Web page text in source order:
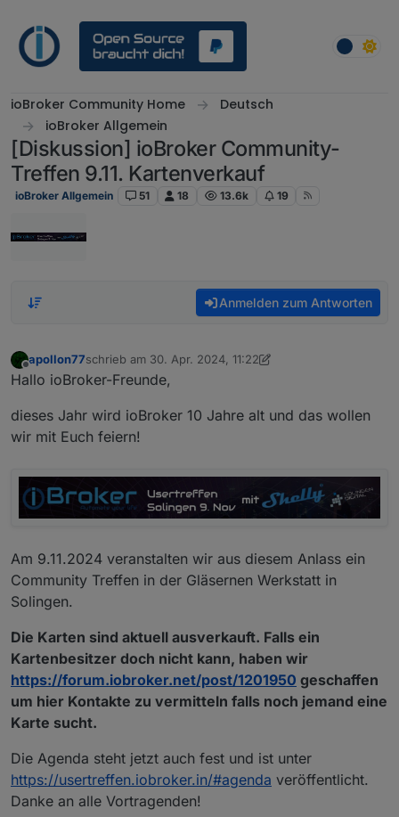
ioBroker Community Home
Deutsch
ioBroker Allgemein
[Diskussion] ioBroker Community-
Treffen 9.11. Kartenverkauf
ioBroker Allgemein 51 18 13.6k 19
Anmelden zum Antworten
Offline
apollon77schrieb am 30. Apr. 2024, 11:22
zuletzt editiert von apollon7710. Dez. 2024, 23:11
Hallo ioBroker-Freunde,
dieses Jahr wird ioBroker 10 Jahre alt und das wollen
wir mit Euch feiern!
Am 9.11.2024 veranstalten wir aus diesem Anlass ein
Community Treffen in der Gläsernen Werkstatt in
Solingen.
Die Karten sind aktuell ausverkauft. Falls ein
Kartenbesitzer doch nicht kann, haben wir
https://forum.iobroker.net/post/1201950 geschaffen
um hier Kontakte zu vermitteln falls noch jemand eine
Karte sucht.
Die Agenda steht jetzt auch fest und ist unter
https://usertreffen.iobroker.in/#agenda veröffentlicht.
Danke an alle Vortragenden!